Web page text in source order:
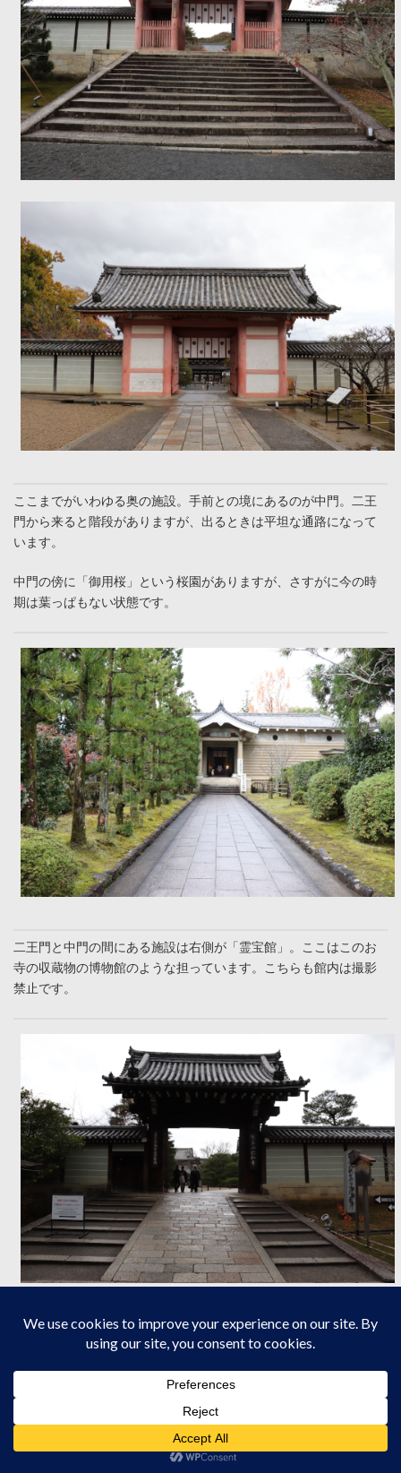
ここまでがいわゆる奥の施設。手前との境にあるのが中門。二王
門から来ると階段がありますが、出るときは平坦な通路になって
います。
中門の傍に「御用桜」という桜園がありますが、さすがに今の時
期は葉っぱもない状態です。
二王門と中門の間にある施設は右側が「霊宝館」。ここはこのお
寺の収蔵物の博物館のような担っています。こちらも館内は撮影
禁止です。